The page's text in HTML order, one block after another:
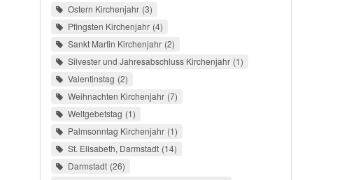
Ostern Kirchenjahr 3
Pfingsten Kirchenjahr 4
Sankt Martin Kirchenjahr 2
Silvester und Jahresabschluss Kirchenjahr 1
Valentinstag 2
Weihnachten Kirchenjahr 7
Weltgebetstag 1
Palmsonntag Kirchenjahr 1
St. Elisabeth, Darmstadt 14
Darmstadt 26